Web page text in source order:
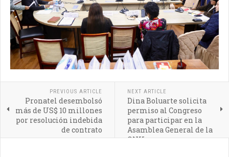
PREVIOUS ARTICLE
Pronatel desembolsó
más de US$ 10 millones
por resolución indebida
de contrato
NEXT ARTICLE
Dina Boluarte solicita
permiso al Congreso
para participar en la
Asamblea General de la
ONU